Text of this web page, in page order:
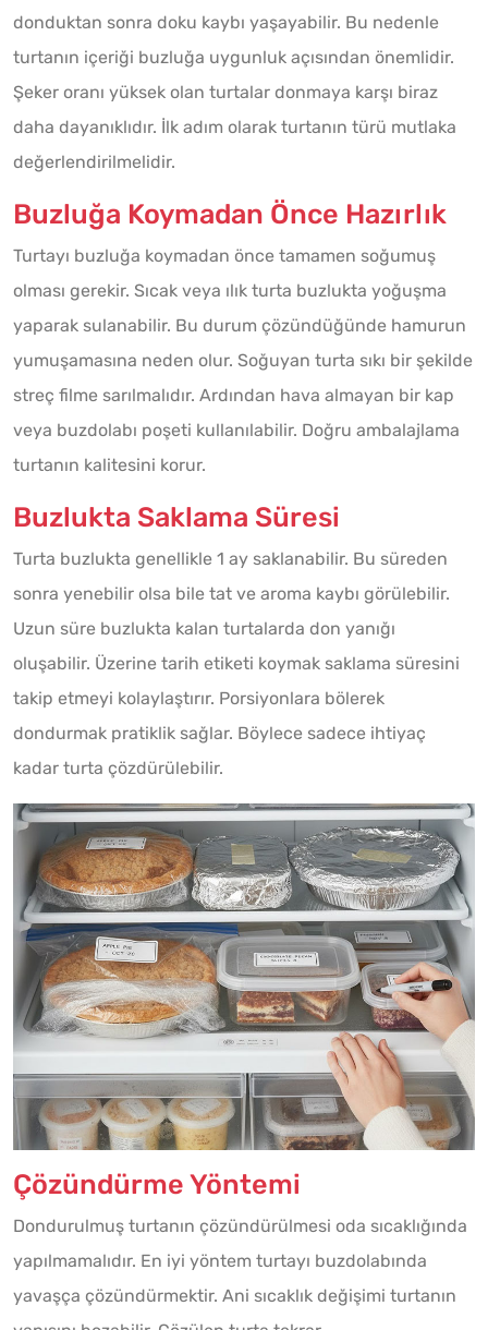
donduktan sonra doku kaybı yaşayabilir. Bu nedenle
turtanın içeriği buzluğa uygunluk açısından önemlidir.
Şeker oranı yüksek olan turtalar donmaya karşı biraz
daha dayanıklıdır. İlk adım olarak turtanın türü mutlaka
değerlendirilmelidir.
Buzluğa Koymadan Önce Hazırlık
Turtayı buzluğa koymadan önce tamamen soğumuş
olması gerekir. Sıcak veya ılık turta buzlukta yoğuşma
yaparak sulanabilir. Bu durum çözündüğünde hamurun
yumuşamasına neden olur. Soğuyan turta sıkı bir şekilde
streç filme sarılmalıdır. Ardından hava almayan bir kap
veya buzdolabı poşeti kullanılabilir. Doğru ambalajlama
turtanın kalitesini korur.
Buzlukta Saklama Süresi
Turta buzlukta genellikle 1 ay saklanabilir. Bu süreden
sonra yenebilir olsa bile tat ve aroma kaybı görülebilir.
Uzun süre buzlukta kalan turtalarda don yanığı
oluşabilir. Üzerine tarih etiketi koymak saklama süresini
takip etmeyi kolaylaştırır. Porsiyonlara bölerek
dondurmak pratiklik sağlar. Böylece sadece ihtiyaç
kadar turta çözdürülebilir.
Çözündürme Yöntemi
Dondurulmuş turtanın çözündürülmesi oda sıcaklığında
yapılmamalıdır. En iyi yöntem turtayı buzdolabında
yavaşça çözündürmektir. Ani sıcaklık değişimi turtanın